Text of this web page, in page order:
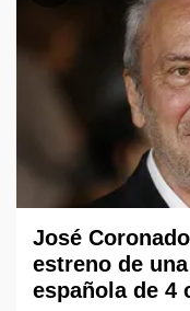
José
estreno de
española de 4